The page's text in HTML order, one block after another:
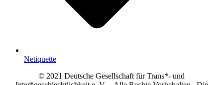
Netiquette
© 2021 Deutsche Gesellschaft für Trans*- und